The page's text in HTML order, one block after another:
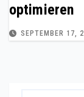
optimieren
SEPTEMBER 17,